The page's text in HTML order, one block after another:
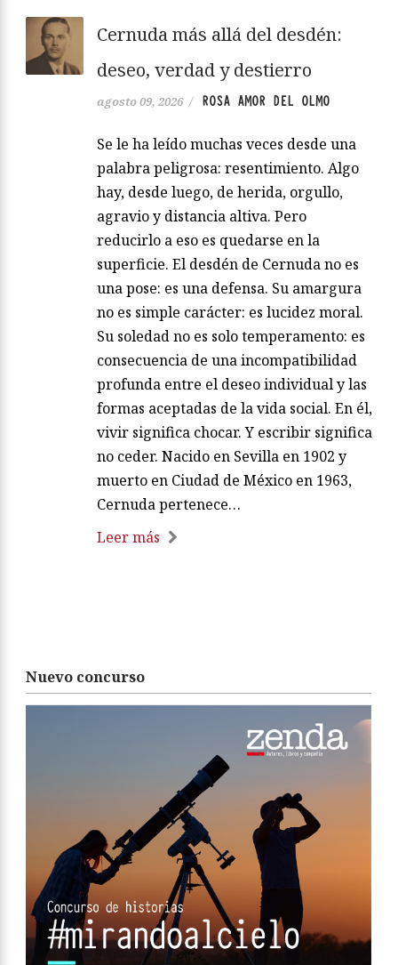
Cernuda más allá del desdén:
deseo, verdad y destierro
agosto 09, 2026 / ROSA AMOR DEL OLMO
Se le ha leído muchas veces desde una
palabra peligrosa: resentimiento. Algo
hay, desde luego, de herida, orgullo,
agravio y distancia altiva. Pero
reducirlo a eso es quedarse en la
superficie. El desdén de Cernuda no es
una pose: es una defensa. Su amargura
no es simple carácter: es lucidez moral.
Su soledad no es solo temperamento: es
consecuencia de una incompatibilidad
profunda entre el deseo individual y las
formas aceptadas de la vida social. En él,
vivir significa chocar. Y escribir significa
no ceder. Nacido en Sevilla en 1902 y
muerto en Ciudad de México en 1963,
Cernuda pertenece…
Leer más
Nuevo concurso